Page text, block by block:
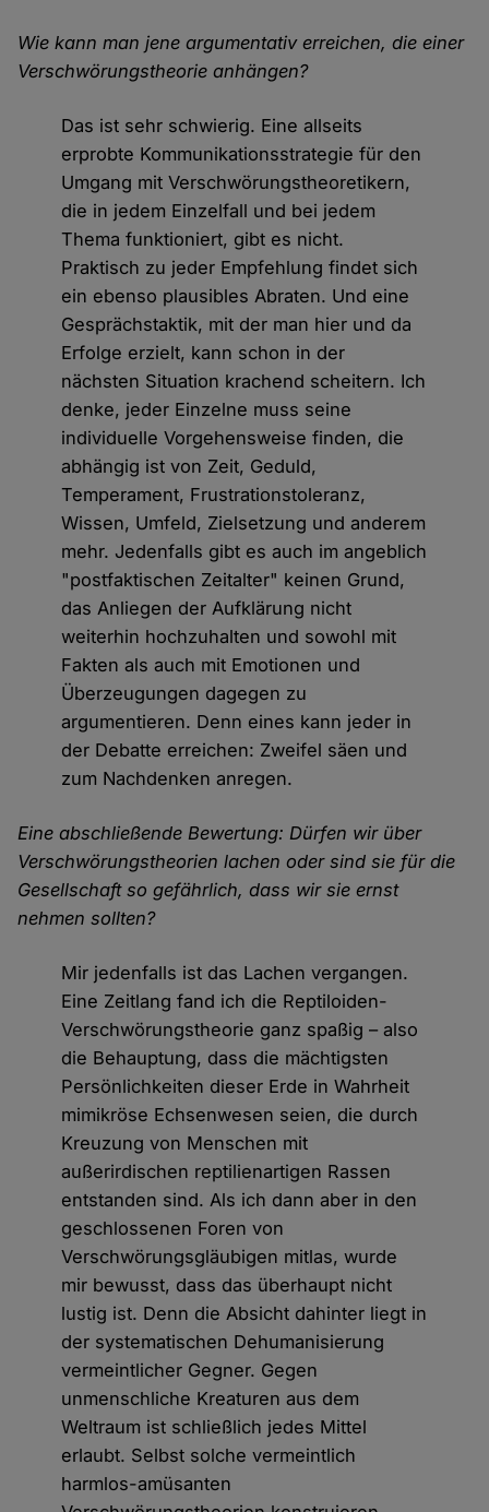
Wie kann man jene argumentativ erreichen, die einer
Verschwörungstheorie anhängen?
Das ist sehr schwierig. Eine allseits
erprobte Kommunikationsstrategie für den
Umgang mit Verschwörungstheoretikern,
die in jedem Einzelfall und bei jedem
Thema funktioniert, gibt es nicht.
Praktisch zu jeder Empfehlung findet sich
ein ebenso plausibles Abraten. Und eine
Gesprächstaktik, mit der man hier und da
Erfolge erzielt, kann schon in der
nächsten Situation krachend scheitern. Ich
denke, jeder Einzelne muss seine
individuelle Vorgehensweise finden, die
abhängig ist von Zeit, Geduld,
Temperament, Frustrationstoleranz,
Wissen, Umfeld, Zielsetzung und anderem
mehr. Jedenfalls gibt es auch im angeblich
"postfaktischen Zeitalter" keinen Grund,
das Anliegen der Aufklärung nicht
weiterhin hochzuhalten und sowohl mit
Fakten als auch mit Emotionen und
Überzeugungen dagegen zu
argumentieren. Denn eines kann jeder in
der Debatte erreichen: Zweifel säen und
zum Nachdenken anregen.
Eine abschließende Bewertung: Dürfen wir über
Verschwörungstheorien lachen oder sind sie für die
Gesellschaft so gefährlich, dass wir sie ernst
nehmen sollten?
Mir jedenfalls ist das Lachen vergangen.
Eine Zeitlang fand ich die Reptiloiden-
Verschwörungstheorie ganz spaßig – also
die Behauptung, dass die mächtigsten
Persönlichkeiten dieser Erde in Wahrheit
mimikröse Echsenwesen seien, die durch
Kreuzung von Menschen mit
außerirdischen reptilienartigen Rassen
entstanden sind. Als ich dann aber in den
geschlossenen Foren von
Verschwörungsgläubigen mitlas, wurde
mir bewusst, dass das überhaupt nicht
lustig ist. Denn die Absicht dahinter liegt in
der systematischen Dehumanisierung
vermeintlicher Gegner. Gegen
unmenschliche Kreaturen aus dem
Weltraum ist schließlich jedes Mittel
erlaubt. Selbst solche vermeintlich
harmlos-amüsanten